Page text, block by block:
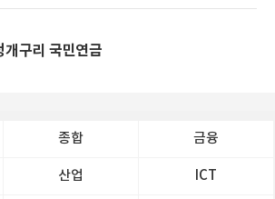
개구리 국민연금
종합 금융
산업 ICT